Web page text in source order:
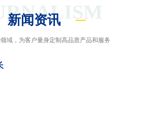
新闻资讯
域，为客户量身定制高品质产品和服务